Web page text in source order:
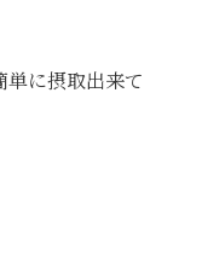
に摂取出来て